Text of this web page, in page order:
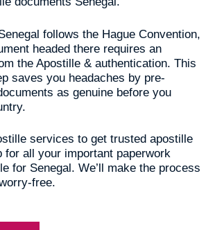
follows the Hague Convention,
headed there requires an
the Apostille & authentication. This
saves you headaches by pre-
as genuine before you
services to get trusted apostille
for all your important paperwork
for Senegal. We’ll make the process
free.